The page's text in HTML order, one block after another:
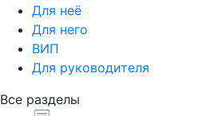
Для неё
Для него
ВИП
Для руководителя
Все разделы